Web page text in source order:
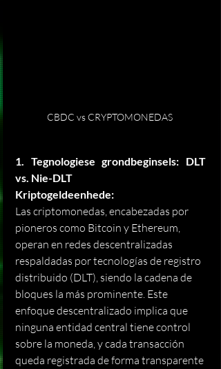
CBDC vs CRYPTOMONEDAS
1. Tegnologiese grondbeginsels: DLT
vs. Nie-DLT
Kriptogeldeenhede:
Las criptomonedas, encabezadas por
pioneros como Bitcoin y Ethereum,
operan en redes descentralizadas
respaldadas por tecnologías de registro
distribuido (DLT), siendo la cadena de
bloques la más prominente. Este
enfoque descentralizado implica que
ninguna entidad central tiene control
sobre la moneda, y cada transacción
queda registrada de forma transparente